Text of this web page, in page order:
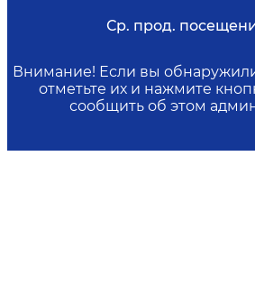
Ср. прод.
Внимание! Если вы
отметьте их и нажмите
сообщить об этом